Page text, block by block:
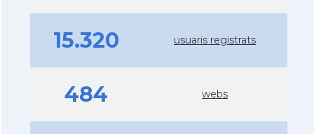
15.320 usuaris registrats
484 webs